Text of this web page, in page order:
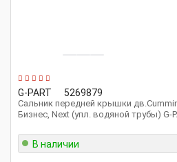
G-PART 5269879
Сальник передней крышки
Бизнес, Next (упл. водяной трубы) G-
В наличии